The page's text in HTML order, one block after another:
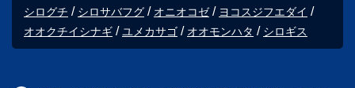
シログチ
シロサバフグ オニオコゼ
ヨコスジフエダイ
オオクチイシナギ
ユメカサゴ オオモンハタ シロギス